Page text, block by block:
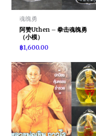
魂魄勇
阿赞Uthen – 拳击魂魄勇
（小模）
฿1,600.00